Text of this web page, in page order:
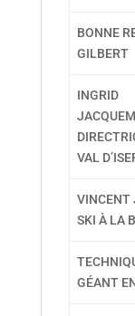
BONNE
GILBERT
INGRID
VAL
VINCENT
SKI À LA
GÉANT